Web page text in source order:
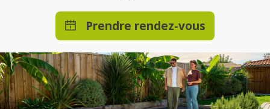
Prendre rendez-vous